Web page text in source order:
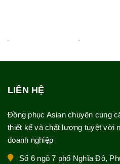
LIÊN HỆ
Đồng phục Asian chuyên cung
thiết kế và chất lượng tuyệt vời
doanh nghiệp
Số 6 ngõ 7 phố Nghĩa Đô,